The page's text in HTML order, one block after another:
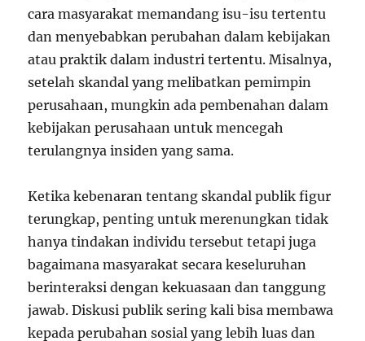
cara masyarakat memandang isu-isu tertentu
dan menyebabkan perubahan dalam kebijakan
atau praktik dalam industri tertentu. Misalnya,
setelah skandal yang melibatkan pemimpin
perusahaan, mungkin ada pembenahan dalam
kebijakan perusahaan untuk mencegah
terulangnya insiden yang sama.
Ketika kebenaran tentang skandal publik figur
terungkap, penting untuk merenungkan tidak
hanya tindakan individu tersebut tetapi juga
bagaimana masyarakat secara keseluruhan
berinteraksi dengan kekuasaan dan tanggung
jawab. Diskusi publik sering kali bisa membawa
kepada perubahan sosial yang lebih luas dan